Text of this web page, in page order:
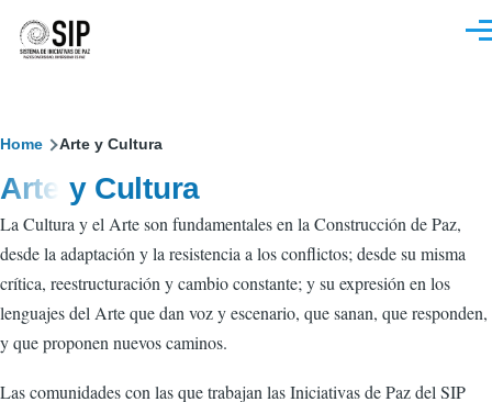
Sobrescribir
enlaces
de
ayuda
a
la
navegación
Home Arte y Cultura
Arte y Cultura
La Cultura y el Arte son fundamentales en la Construcción de Paz,
desde la adaptación y la resistencia a los conflictos; desde su misma
crítica, reestructuración y cambio constante; y su expresión en los
lenguajes del Arte que dan voz y escenario, que sanan, que responden,
y que proponen nuevos caminos.
Las comunidades con las que trabajan las Iniciativas de Paz del SIP